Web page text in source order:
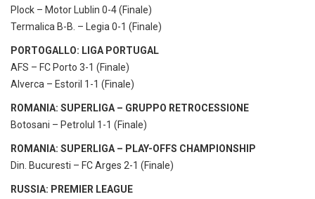
Plock – Motor Lublin 0-4 (Finale)
Termalica B-B. – Legia 0-1 (Finale)
PORTOGALLO: LIGA PORTUGAL
AFS – FC Porto 3-1 (Finale)
Alverca – Estoril 1-1 (Finale)
ROMANIA: SUPERLIGA – GRUPPO RETROCESSIONE
Botosani – Petrolul 1-1 (Finale)
ROMANIA: SUPERLIGA – PLAY-OFFS CHAMPIONSHIP
Din. Bucuresti – FC Arges 2-1 (Finale)
RUSSIA: PREMIER LEAGUE